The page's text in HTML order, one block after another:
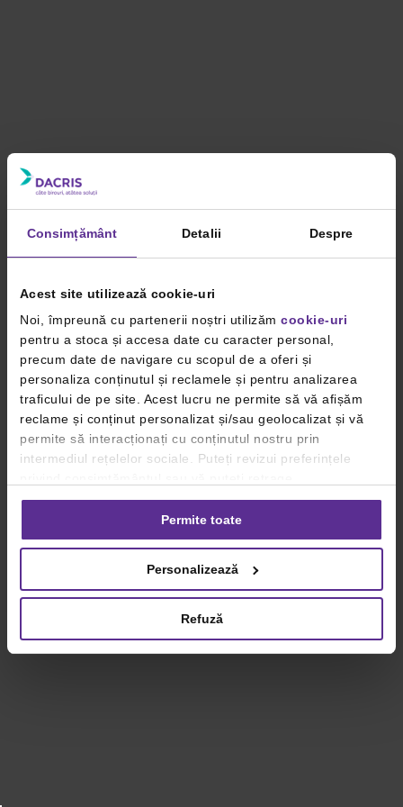
Consimțământ Detalii Despre
Acest site utilizează cookie-uri
Noi, împreună cu partenerii noștri utilizăm cookie-uri
pentru a stoca și accesa date cu caracter personal,
precum date de navigare cu scopul de a oferi și
personaliza conținutul și reclamele și pentru analizarea
traficului de pe site. Acest lucru ne permite să vă afișăm
reclame și conținut personalizat și/sau geolocalizat și vă
permite să interacționați cu conținutul nostru prin
intermediul rețelelor sociale. Puteți revizui preferințele
consimțământul oricând, făcând click pe linkul către
setările dvs. de cookie-uri.
privind utilizarea modulelor cookie.Detalii
Permite toate
Personalizează
Refuză